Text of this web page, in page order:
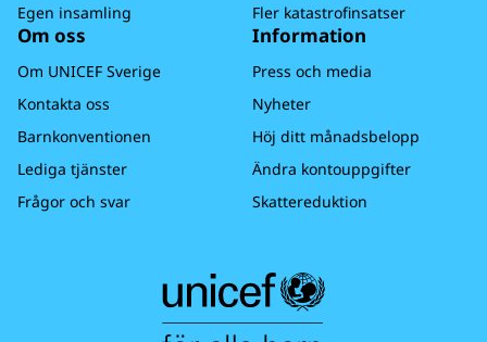
Egen insamling
Fler katastrofinsatser
Om oss
Om UNICEF Sverige
Kontakta oss
Barnkonventionen
Lediga tjänster
Frågor och svar
Information
Press och media
Nyheter
Höj ditt månadsbelopp
Ändra kontouppgifter
Skattereduktion